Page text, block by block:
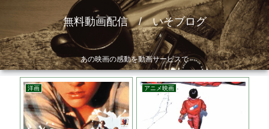
無料動画配信 / いそブログ
あの映画の感動を動画サービスで
洋画 アニメ映画